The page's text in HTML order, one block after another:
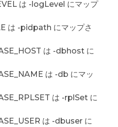
は -logLevel にマップ
は -pidpath にマップさ
は -dbhost に
は -db にマッ
は -rplSet に
は -dbuser に